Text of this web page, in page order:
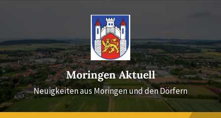
Moringen Aktuell
Neuigkeiten aus Moringen und den Dörfern